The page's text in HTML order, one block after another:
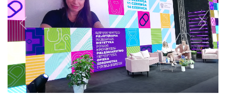
Previous Next